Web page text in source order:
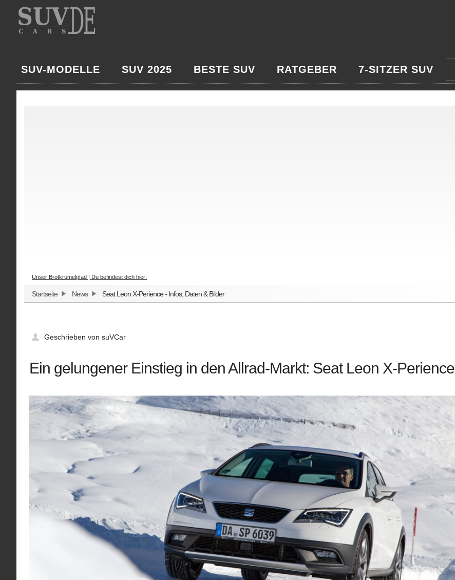
SUV-MODELLE SUV 2025 BESTE SUV RATGEBER 7-SITZER SUV
Unser Brotkrümelpfad | Du befindest dich hier:
Startseite News Seat Leon X-Perience - Infos, Daten & Bilder
Geschrieben von suVCar
Ein gelungener Einstieg in den Allrad-Markt: Seat Leon X-Perience